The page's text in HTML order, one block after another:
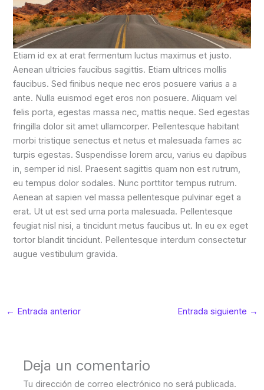
Etiam id ex at erat fermentum luctus maximus et justo.
Aenean ultricies faucibus sagittis. Etiam ultrices mollis
faucibus. Sed finibus neque nec eros posuere varius a a
ante. Nulla euismod eget eros non posuere. Aliquam vel
felis porta, egestas massa nec, mattis neque. Sed egestas
fringilla dolor sit amet ullamcorper. Pellentesque habitant
morbi tristique senectus et netus et malesuada fames ac
turpis egestas. Suspendisse lorem arcu, varius eu dapibus
in, semper id nisl. Praesent sagittis quam non est rutrum,
eu tempus dolor sodales. Nunc porttitor tempus rutrum.
Aenean at sapien vel massa pellentesque pulvinar eget a
erat. Ut ut est sed urna porta malesuada. Pellentesque
feugiat nisl nisi, a tincidunt metus faucibus ut. In eu ex eget
tortor blandit tincidunt. Pellentesque interdum consectetur
augue vestibulum gravida.
← Entrada anterior Entrada siguiente →
Deja un comentario
Tu dirección de correo electrónico no será publicada.